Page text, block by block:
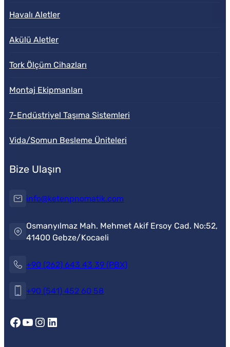
Havalı Aletler
Akülü Aletler
Tork Ölçüm Cihazları
Montaj Ekipmanları
7-Endüstriyel Taşıma Sistemleri
Vida/Somun Besleme Üniteleri
Bize Ulaşın
info@ketenpnomatik.com
Osmanyılmaz Mah. Mehmet Akif Ersoy Cad. No:52,
41400 Gebze/Kocaeli
+90 (262) 643 43 39 (PBX)
+90 (541) 452 60 58
Facebook YouTube Instagram LinkedIn